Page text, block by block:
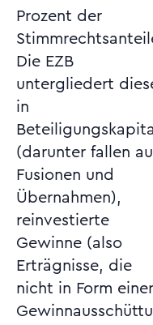
Prozent der
Die EZB
untergliedert
in
Beteiligungskapital
(darunter fallen
Fusionen und
Übernahmen),
reinvestierte
Gewinne (also
Erträgnisse, die
nicht in Form einer
[schwierigen]
Monatsbericht der
Bundesbank vom
März 2005, S. 43
(nicht
werden von der
Statistik solche
Investitionen, die
von
Auslandsniederlassungen
vor Ort finanziert